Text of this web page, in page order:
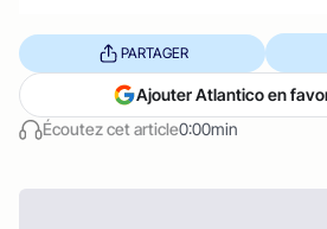
Écoutez cet article0:00min
PARTAGER
Ajouter Atlantico en